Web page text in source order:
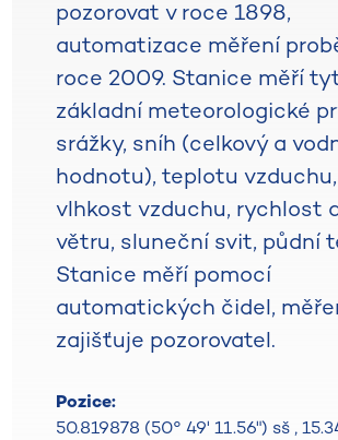
pozorovat v roce 1898,
automatizace měření
roce 2009. Stanice měří
základní meteorologické
srážky, sníh (celkový a
hodnotu), teplotu
vlhkost vzduchu, rychlost
větru, sluneční svit, půdní
Stanice měří pomocí
automatických čidel,
zajišťuje pozorovatel.
Pozice:
50.819878 (50° 49' 11.56") sš ,